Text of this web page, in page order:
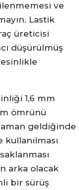
ve
Lastik
üreticisi
düşürülmüş
1,6 mm
ömrünü
geldiğinde
arka olacak
bir sürüş